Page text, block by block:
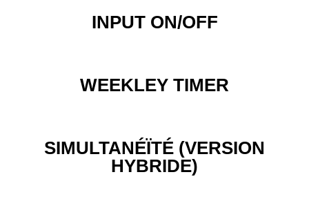
INPUT ON/OFF
WEEKLEY TIMER
SIMULTANÉÏTÉ (VERSION
HYBRIDE)